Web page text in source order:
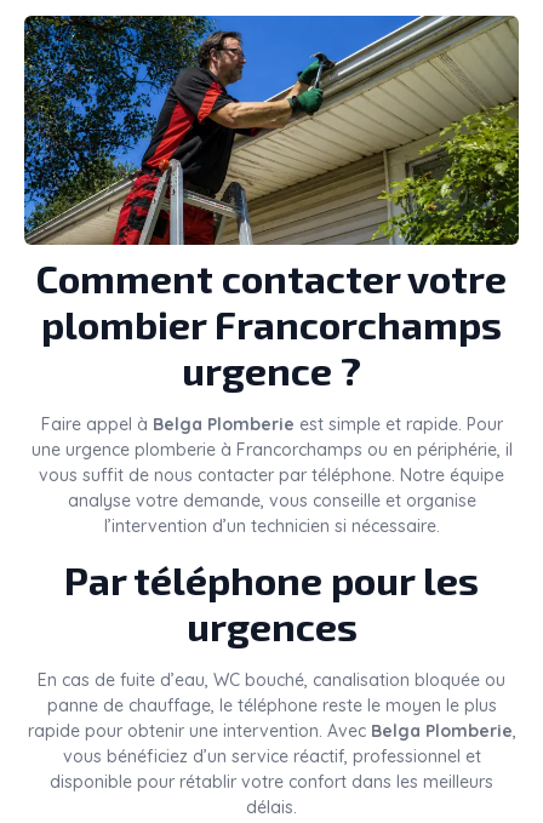
Comment contacter votre
plombier Francorchamps
urgence ?
Faire appel à Belga Plomberie est simple et rapide. Pour
une urgence plomberie à Francorchamps ou en périphérie, il
vous suffit de nous contacter par téléphone. Notre équipe
analyse votre demande, vous conseille et organise
l’intervention d’un technicien si nécessaire.
Par téléphone pour les
urgences
En cas de fuite d’eau, WC bouché, canalisation bloquée ou
panne de chauffage, le téléphone reste le moyen le plus
rapide pour obtenir une intervention. Avec Belga Plomberie,
vous bénéficiez d’un service réactif, professionnel et
disponible pour rétablir votre confort dans les meilleurs
délais.